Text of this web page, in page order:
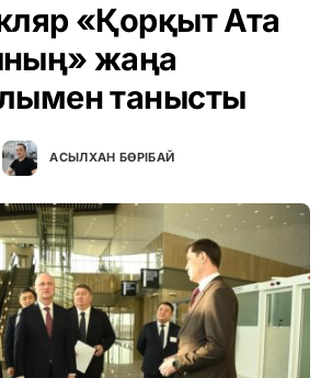
«Қорқыт Ата
жаңа
танысты
АСЫЛХАН БӨРІБАЙ